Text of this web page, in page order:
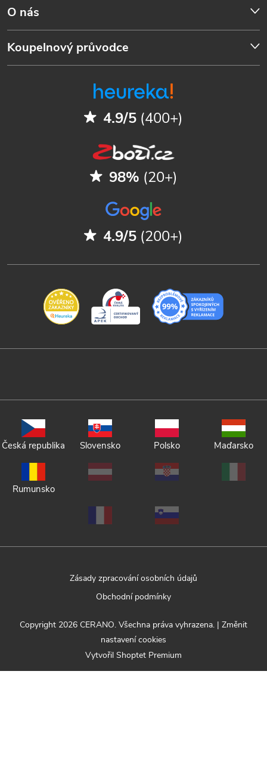
O nás
Koupelnový průvodce
4.9/5 (400+)
98% (20+)
4.9/5 (200+)
Česká republika Slovensko Polsko Maďarsko
Rumunsko
Zásady zpracování osobních údajů
Obchodní podmínky
Vytvořil Shoptet Premium
Copyright 2026 CERANO. Všechna práva vyhrazena. | Změnit
nastavení cookies